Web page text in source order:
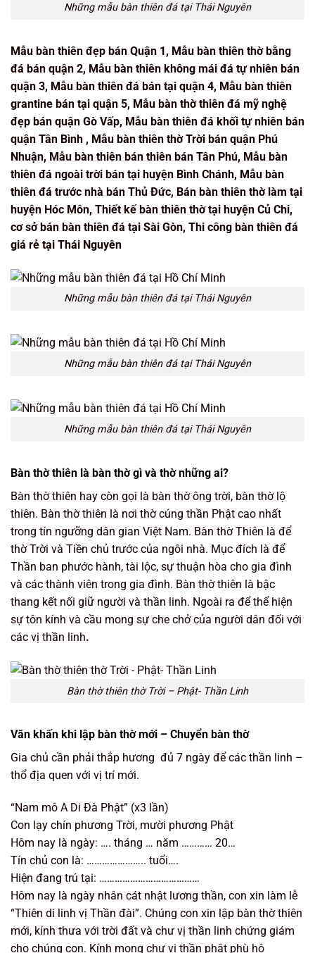
Những mẫu bàn thiên đá tại Thái Nguyên
Mẫu bàn thiên đẹp bán Quận 1, Mẫu bàn thiên thờ bằng
đá bán quận 2, Mẫu bàn thiên không mái đá tự nhiên bán
quận 3, Mẫu bàn thiên đá bán tại quận 4, Mẫu bàn thiên
grantine bán tại quận 5, Mẫu bàn thờ thiên đá mỹ nghệ
đẹp bán quận Gò Vấp, Mẫu bàn thiên đá khối tự nhiên bán
quận Tân Bình , Mẫu bàn thiên thờ Trời bán quận Phú
Nhuận, Mẫu bàn thiên bán thiên bán Tân Phú, Mẫu bàn
thiên đá ngoài trời bán tại huyện Bình Chánh, Mẫu bàn
thiên đá trước nhà bán Thủ Đức, Bán bàn thiên thờ làm tại
huyện Hóc Môn, Thiết kế bàn thiên thờ tại huyện Củ Chi,
cơ sở bán bàn thiên đá tại Sài Gòn, Thi công bàn thiên đá
giá rẻ tại Thái Nguyên
Những mẫu bàn thiên đá tại Thái Nguyên
Những mẫu bàn thiên đá tại Thái Nguyên
Những mẫu bàn thiên đá tại Thái Nguyên
Bàn thờ thiên là bàn thờ gì và thờ những ai?
Bàn thờ thiên hay còn gọi là bàn thờ ông trời, bàn thờ lộ
thiên. Bàn thờ thiên là nơi thờ cúng thần Phật cao nhất
trong tín ngưỡng dân gian Việt Nam. Bàn thờ Thiên là để
thờ Trời và Tiền chủ trước của ngôi nhà. Mục đích là để
Thần ban phước hành, tài lộc, sự thuận hòa cho gia đình
và các thành viên trong gia đình. Bàn thờ thiên là bậc
thang kết nối giữ người và thần linh. Ngoài ra để thể hiện
sự tôn kính và cầu mong sự che chở của người dân đối với
các vị thần linh.
Bàn thờ thiên thờ Trời – Phật- Thần Linh
Văn khấn khi lập bàn thờ mới – Chuyển bàn thờ
Gia chủ cần phải thắp hương đủ 7 ngày để các thần linh –
thổ địa quen với vị trí mới.
“Nam mô A Di Đà Phật” (x3 lần)
Con lạy chín phương Trời, mười phương Phật
Hôm nay là ngày: …. tháng … năm ………… 20…
Tín chủ con là: ………………….. tuổi….
Hiện đang trú tại: …………………………………
Hôm nay là ngày nhân cát nhật lương thần, con xin làm lễ
“Thiên di linh vị Thần đài”. Chúng con xin lập bàn thờ thiên
mới, kính thưa với trời đất và chư vị thần linh chứng giám
cho chúng con. Kính mong chư vị thần phật phù hộ